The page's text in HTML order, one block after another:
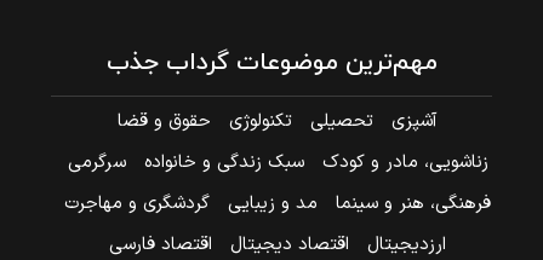
مهم‌ترین موضوعات گرداب جذب
آشپزی تحصیلی تکنولوژی
حقوق و قضا
زناشویی، مادر و کودک
سبک زندگی و خانواده
سرگرمی
فرهنگی، هنر و سینما
مد و زیبایی
گردشگری و مهاجرت
ارزدیجیتال
اقتصاد دیجیتال
اقتصاد فارسی